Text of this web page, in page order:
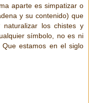
aparte es simpatizar o
y su contenido) que
los chistes y
símbolo, no es ni
estamos en el siglo